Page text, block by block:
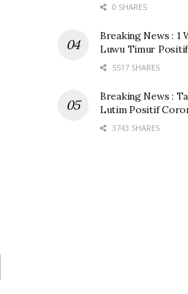
0 SHARES
Breaking News : 1
Luwu Timur
5517 SHARES
Breaking News :
Lutim Positif
3743 SHARES